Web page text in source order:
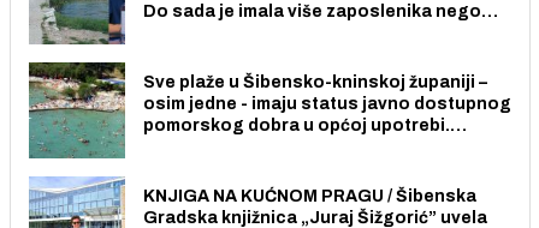
Do sada je imala više zaposlenika nego
Sve plaže u Šibensko-kninskoj županiji –
osim jedne - imaju status javno dostupnog
pomorskog dobra u općoj upotrebi.
KNJIGA NA KUĆNOM PRAGU / Šibenska
Gradska knjižnica „Juraj Šižgorić” uvela